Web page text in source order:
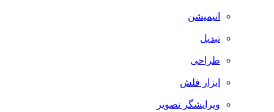
انیمیشن
تبدیل
طراحی
ابزار فلش
ویرایشگر تصویر